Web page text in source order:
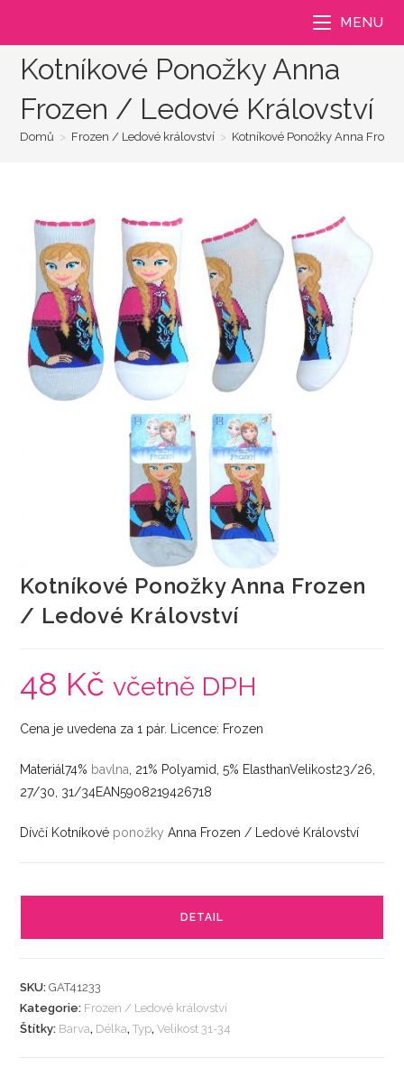
MENU
Kotníkové Ponožky Anna
Frozen / Ledové Království
Domů > Frozen / Ledové království > Kotníkové Ponožky Anna
Kotníkové Ponožky Anna Frozen
/ Ledové Království
48 Kč včetně DPH
Cena je uvedena za 1 pár. Licence: Frozen
Materiál74% bavlna , 21% Polyamid, 5% ElasthanVelikost23/26,
27/30, 31/34EAN5908219426718
Dívčí Kotníkové ponožky Anna Frozen / Ledové Království
DETAIL
SKU:GAT41233
Kategorie: Frozen / Ledové království
Štítky: Barva, Délka,Typ,Velikost 31-34